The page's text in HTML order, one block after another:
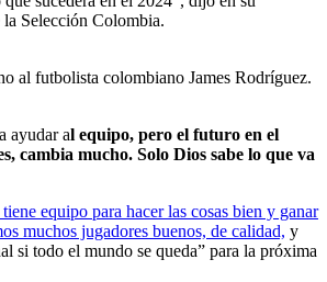
Selección Colombia.
al futbolista colombiano James Rodríguez.
ayudar al equipo, pero el futuro en el
cambia mucho. Solo Dios sabe lo que va
equipo para hacer las cosas bien y ganar
muchos jugadores buenos, de calidad, y
si todo el mundo se queda” para la próxima